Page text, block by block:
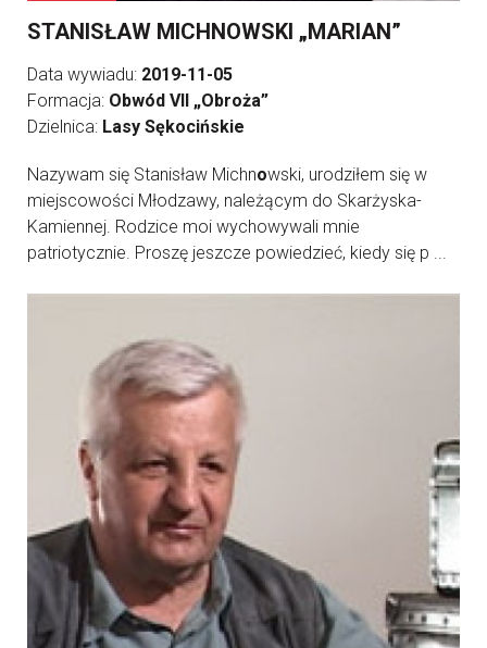
STANISŁAW MICHNOWSKI „MARIAN”
Data wywiadu: 2019-11-05
Formacja: Obwód VII „Obroża”
Dzielnica: Lasy Sękocińskie
Nazywam się Stanisław Michnowski, urodziłem się w
miejscowości Młodzawy, należącym do Skarżyska-
Kamiennej. Rodzice moi wychowywali mnie
patriotycznie. Proszę jeszcze powiedzieć, kiedy się p ...